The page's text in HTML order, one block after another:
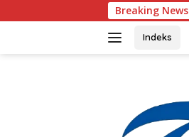
ke
Breaking News
Indeks